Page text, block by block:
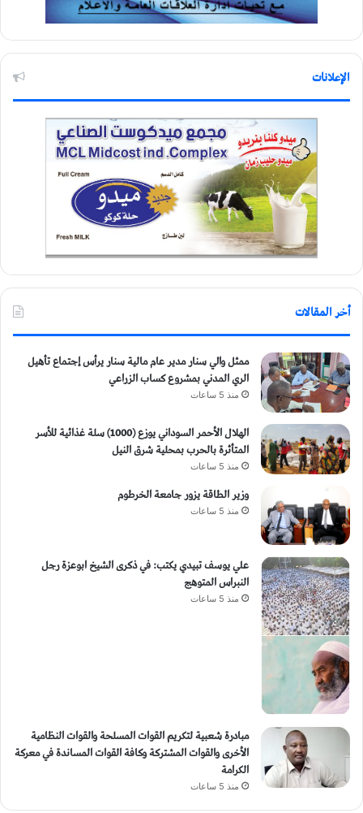
الإعلانات
أخر المقالات
ممثل والي سنار مدير عام مالية سنار يرأس إجتماع تأهيل
الري المدني بمشروع كساب الزراعي
منذ 5 ساعات
الهلال الأحمر السوداني يوزع (1000) سلة غذائية للأسر
المتأثرة بالحرب بمحلية شرق النيل
منذ 5 ساعات
وزير الطاقة يزور جامعة الخرطوم
منذ 5 ساعات
علي يوسف تبيدي يكتب: في ذكرى الشيخ ابوعزة رجل
النبراس المتوهج
منذ 5 ساعات
مبادرة شعبية لتكريم القوات المسلحة والقوات النظامية
الأخرى والقوات المشتركة وكافة القوات المساندة في معركة
الكرامة
منذ 5 ساعات